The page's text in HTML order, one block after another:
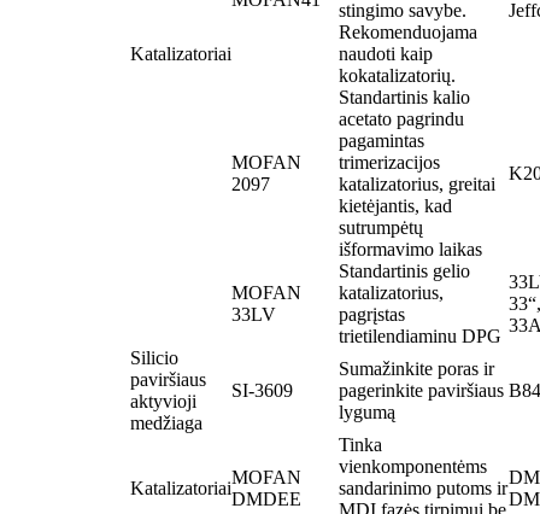
Katalizatoriai
stingimo savybe.
Rekomenduojama
naudoti kaip
kokatalizatorių.
MOFAN
2097
Standartinis kalio
acetato pagrindu
pagamintas
trimerizacijos
katalizatorius, greitai
kietėjantis, kad
sutrumpėtų
išformavimo laikas
MOFAN
33LV
Standartinis gelio
katalizatorius,
pagrįstas
trietilendiaminu DPG
Silicio
paviršiaus
aktyvioji
medžiaga
SI-3609
Sumažinkite poras ir
pagerinkite paviršiaus
lygumą
Katalizatoriai
MOFAN
DMDEE
Tinka
vienkomponentėms
sandarinimo putoms ir